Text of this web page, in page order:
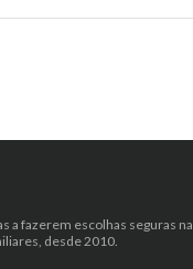
a fazerem escolhas seguras na
desde 2010.